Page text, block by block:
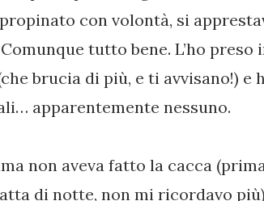
con volontà, si
tutto bene. L’ho
brucia di più, e ti avvisano!) e
apparentemente nessuno.
non aveva fatto la cacca
di notte, non mi ricordavo